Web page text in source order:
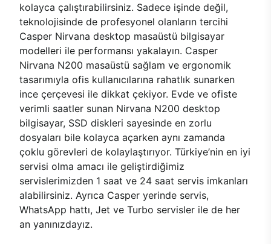
kolayca çalıştırabilirsiniz. Sadece işinde değil,
teknolojisinde de profesyonel olanların tercihi
Casper Nirvana desktop masaüstü bilgisayar
modelleri ile performansı yakalayın. Casper
Nirvana N200 masaüstü sağlam ve ergonomik
tasarımıyla ofis kullanıcılarına rahatlık sunarken
ince çerçevesi ile dikkat çekiyor. Evde ve ofiste
verimli saatler sunan Nirvana N200 desktop
bilgisayar, SSD diskleri sayesinde en zorlu
dosyaları bile kolayca açarken aynı zamanda
çoklu görevleri de kolaylaştırıyor. Türkiye’nin en iyi
servisi olma amacı ile geliştirdiğimiz
servislerimizden 1 saat ve 24 saat servis imkanları
alabilirsiniz. Ayrıca Casper yerinde servis,
WhatsApp hattı, Jet ve Turbo servisler ile de her
an yanınızdayız.